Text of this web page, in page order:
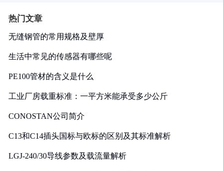
热门文章
无缝钢管的常用规格及壁厚
生活中常见的传感器有哪些呢
PE100管材的含义是什么
工业厂房载重标准：一平方米能承受多少公斤
CONOSTAN公司简介
C13和C14插头国标与欧标的区别及其标准解析
LGJ-240/30导线参数及载流量解析